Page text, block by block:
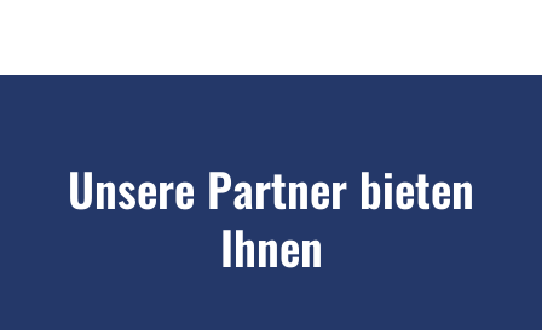
Unsere Partner bieten
Ihnen